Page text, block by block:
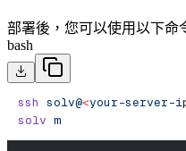
部署後，您可以使用以下命
bash
ssh solv@<your-server-i
solv m